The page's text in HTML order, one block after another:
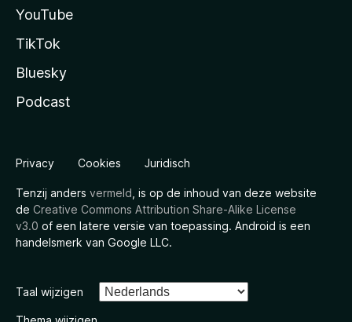
YouTube
TikTok
Bluesky
Podcast
Privacy Cookies Juridisch
Tenzij anders vermeld , is op de inhoud van deze website
de Creative Commons Attribution Share-Alike License
v3.0 of een latere versie van toepassing. Android is een
handelsmerk van Google LLC.
Taal wijzigen